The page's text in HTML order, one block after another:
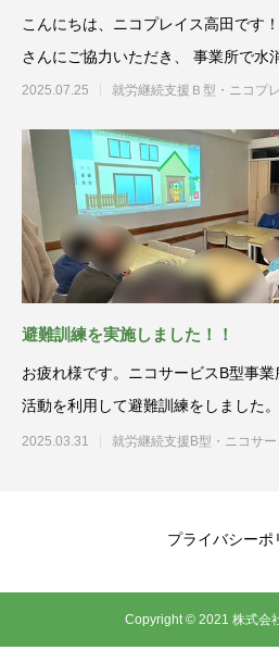
こんにちは、ニコプレイス高田です
さんにご協力いただき、 事業所で水
2025.07.25 就労継続支援Ｂ型・
避難訓練を実施しました！！
お疲れ様です。ニコサービスB型事
活動を利用して避難訓練をしました
なく、海外で
2025.03.31 就労継続支援B型・
プライバシーポ
Copyright © 2021 株式会